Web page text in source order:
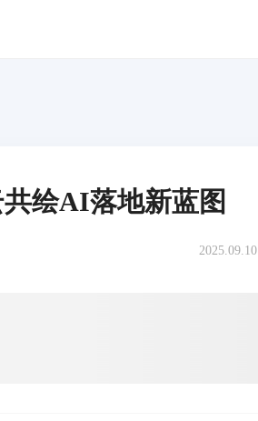
绘AI落地新蓝图
2025.09.10